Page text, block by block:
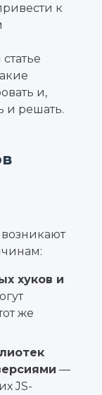
к
и,
и решать.
хуков и
же
—
JS-